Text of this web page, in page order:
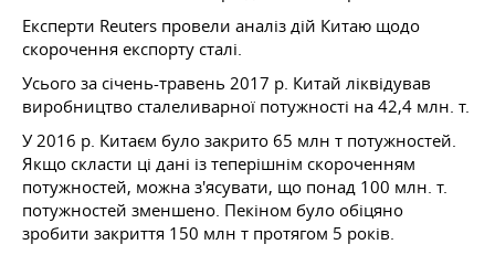
Експерти Reuters провели аналіз дій Китаю щодо
скорочення експорту сталі.
Усього за січень-травень 2017 р. Китай ліквідував
виробництво сталеливарної потужності на 42,4 млн. т.
У 2016 р. Китаєм було закрито 65 млн т потужностей.
Якщо скласти ці дані із теперішнім скороченням
потужностей, можна з'ясувати, що понад 100 млн. т.
потужностей зменшено. Пекіном було обіцяно
зробити закриття 150 млн т протягом 5 років.